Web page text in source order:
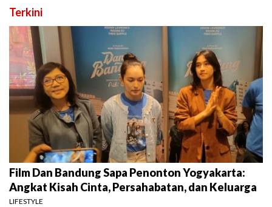
Terkini
Film Dan Bandung Sapa Penonton Yogyakarta:
Angkat Kisah Cinta, Persahabatan, dan Keluarga
LIFESTYLE